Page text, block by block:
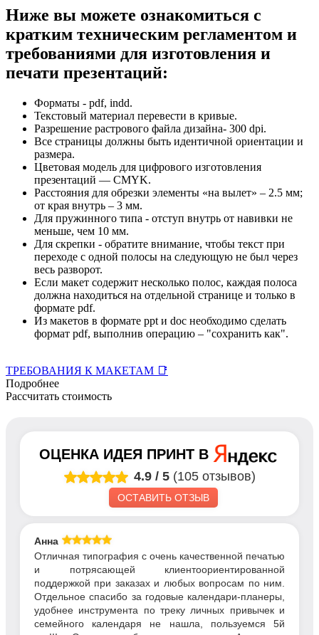
Ниже вы можете ознакомиться с
кратким техническим регламентом и
требованиями для изготовления и
печати презентаций:
Форматы - pdf, indd.
Текстовый материал перевести в кривые.
Разрешение растрового файла дизайна- 300 dpi.
Все страницы должны быть идентичной ориентации и
размера.
Цветовая модель для цифрового изготовления
презентаций — CMYK.
Расстояния для обрезки элементы «на вылет» – 2.5 мм;
от края внутрь – 3 мм.
Для пружинного типа - отступ внутрь от навивки не
меньше, чем 10 мм.
Для скрепки - обратите внимание, чтобы текст при
переходе с одной полосы на следующую не был через
весь разворот.
Если макет содержит несколько полос, каждая полоса
должна находиться на отдельной странице и только в
формате pdf.
Из макетов в формате ppt и doc необходимо сделать
формат pdf, выполнив операцию – "сохранить как".
ТРЕБОВАНИЯ К МАКЕТАМ 📑
Подробнее
Рассчитать стоимость
ОЦЕНКА ИДЕЯ ПРИНТ В
4.9 / 5 (105 отзывов)
ОСТАВИТЬ ОТЗЫВ
Анна
Отличная типография с очень качественной печатью
и потрясающей клиентоориентированной
поддержкой при заказах и любых вопросам по ним.
Отдельное спасибо за годовые календари-планеры,
удобнее инструмента по треку личных привычек и
семейного календаря не нашла, пользуемся 5й